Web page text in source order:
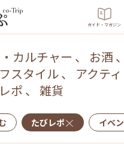
ガイド・マガジン
カルチャー 、 お酒 、
スタイル、 アクテ
ポ 、 雑貨
たびレポ イベ